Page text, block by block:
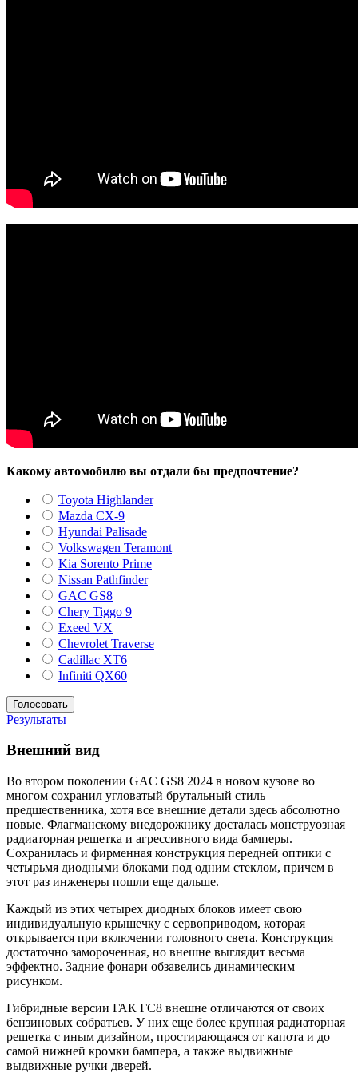
Какому автомобилю вы отдали бы предпочтение?
Toyota Highlander
Mazda CX-9
Hyundai Palisade
Volkswagen Teramont
Kia Sorento Prime
Nissan Pathfinder
GAC GS8
Chery Tiggo 9
Exeed VX
Chevrolet Traverse
Cadillac XT6
Infiniti QX60
Результаты
Внешний вид
Во втором поколении GAC GS8 2024 в новом кузове во
многом сохранил угловатый брутальный стиль
предшественника, хотя все внешние детали здесь абсолютно
новые. Флагманскому внедорожнику досталась монструозная
радиаторная решетка и агрессивного вида бамперы.
Сохранилась и фирменная конструкция передней оптики с
четырьмя диодными блоками под одним стеклом, причем в
этот раз инженеры пошли еще дальше.
Каждый из этих четырех диодных блоков имеет свою
индивидуальную крышечку с сервоприводом, которая
открывается при включении головного света. Конструкция
достаточно замороченная, но внешне выглядит весьма
эффектно. Задние фонари обзавелись динамическим
рисунком.
Гибридные версии ГАК ГС8 внешне отличаются от своих
бензиновых собратьев. У них еще более крупная радиаторная
решетка с иным дизайном, простирающаяся от капота и до
самой нижней кромки бампера, а также выдвижные
выдвижные ручки дверей.